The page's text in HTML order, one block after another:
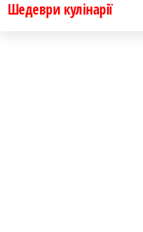
Перейти
Шедеври кулінарії